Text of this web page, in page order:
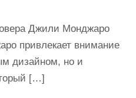
Джили Монджаро
привлекает внимание
дизайном, но и
[…]